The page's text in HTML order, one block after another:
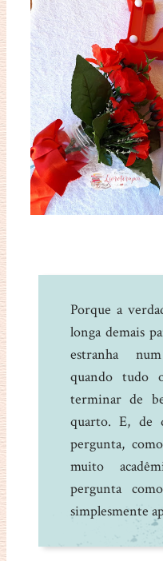
Porque a
longa demais
estranha
quando tudo
terminar de
quarto. E, de
pergunta,
muito
pergunta
simplesmente